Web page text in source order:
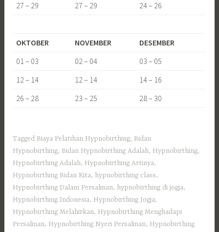
27 – 29
27 – 29 24 – 26
OKTOBER NOVEMBER
DESEMBER
01 – 03
02 – 04
03 – 05
12 – 14
12 – 14
14 – 16
26 – 28
23 – 25 28 – 30
Tagged Biaya Pelatihan Hypnobirthing, Bidan
Hypnobirthing, Bidan Hypnobirthing Adalah, Hypnobirthing,
Hypnobirthing Adalah, Hypnobirthing Artinya,
Hypnobirthing Bidan Kita, hypnobirthing class,
Hypnobirthing Dalam Persalinan, hypnobirthing di jogja,
Hypnobirthing Indonesia, Hypnobirthing Jogja,
Hypnobirthing Melahirkan, Hypnobirthing Menghadapi
Persalinan, Hypnobirthing Nyeri Persalinan, Hypnobirthing